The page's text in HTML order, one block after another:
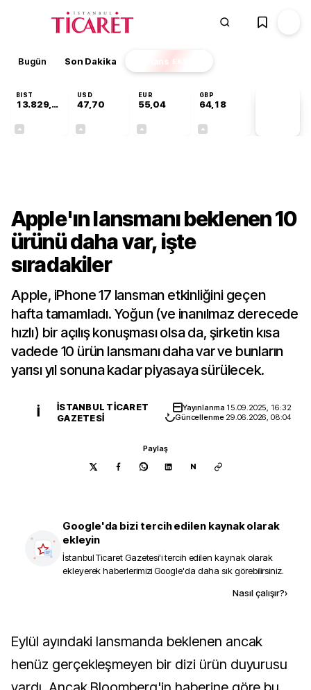
Bugün Son Dakika Finans EKSTRA
BIST
13.829,08
USD
47,70
EUR
55,04
GBP
64,18
Apple'ın lansmanı beklenen 10
ürünü daha var, işte
sıradakiler
Apple, iPhone 17 lansman etkinliğini geçen
hafta tamamladı. Yoğun (ve inanılmaz derecede
hızlı) bir açılış konuşması olsa da, şirketin kısa
vadede 10 ürün lansmanı daha var ve bunların
yarısı yıl sonuna kadar piyasaya sürülecek.
İ
İSTANBUL TICARET
GAZETESI
Yayınlanma 15.09.2025, 16:32
Güncellenme 29.06.2026, 08:04
Paylaş
N
Google'da bizi tercih edilen kaynak olarak
ekleyin
İstanbul Ticaret Gazetesi'i tercih edilen kaynak olarak
ekleyerek haberlerimizi Google'da daha sık görebilirsiniz.
Nasıl çalışır?›
Eylül ayındaki lansmanda beklenen ancak
henüz gerçekleşmeyen bir dizi ürün duyurusu